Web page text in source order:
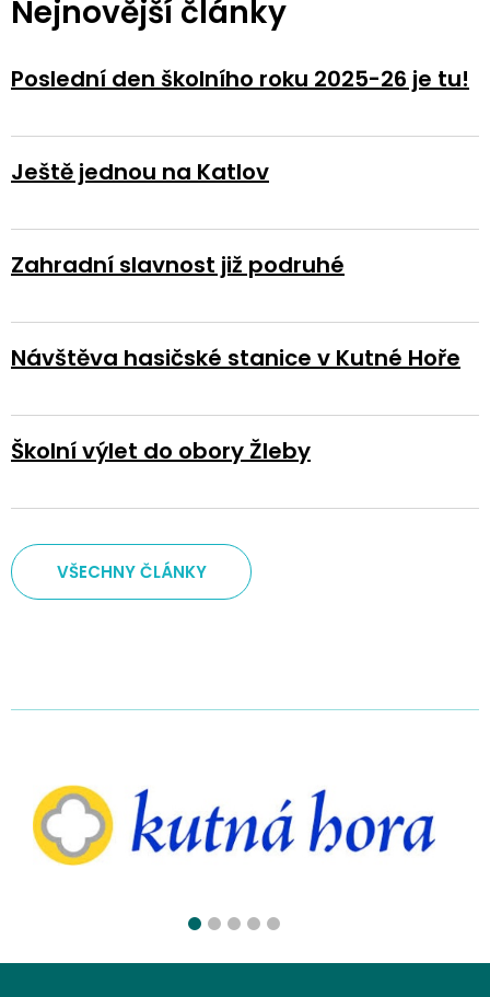
Nejnovější články
Poslední den školního roku 2025-26 je tu!
Ještě jednou na Katlov
Zahradní slavnost již podruhé
Návštěva hasičské stanice v Kutné Hoře
Školní výlet do obory Žleby
VŠECHNY ČLÁNKY